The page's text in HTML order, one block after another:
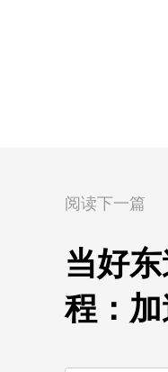
阅读下一篇
当好
程：